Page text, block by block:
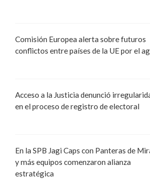
Comisión Europea alerta sobre futuros
conflictos entre países de la UE por el
Acceso a la Justicia denunció
en el proceso de registro de electoral
En la SPB Jagi Caps con Panteras de
y más equipos comenzaron alianza
estratégica